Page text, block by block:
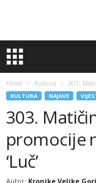
Home Kultura 303.
KULTURA NAJAVE
303.
promocije
‘Luč’
Autor: Kronike Velike